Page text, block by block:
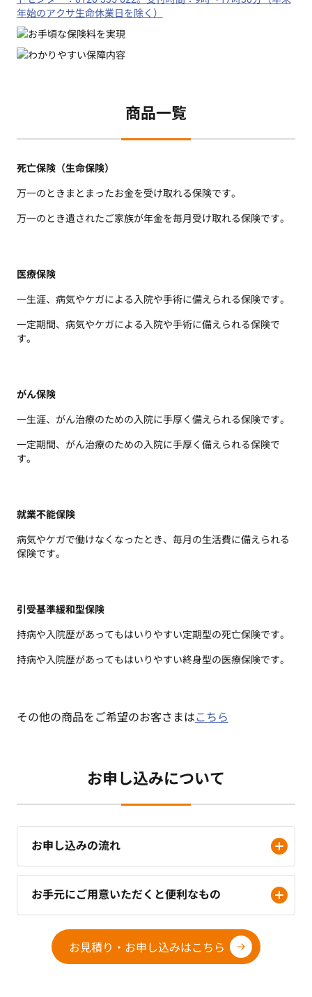
商品一覧
死亡保険（生命保険）
万一のとき まとまったお金を受け取れる保険です。
万一のとき遺されたご家族が年金を毎月受け取れる保険です。
医療保険
一生涯、病気やケガによる入院や手術に備えられる保険です。
一定期間、病気やケガによる入院や手術に備えられる保険で
す。
がん保険
一生涯、がん治療のための入院に手厚く備えられる保険です。
一定期間、がん治療のための入院に手厚く備えられる保険で
す。
就業不能保険
病気やケガで働けなく なったとき、毎月の生活費に備えられる
保険です。
引受基準緩和型保険
持病や入院歴があってもはいりやすい定期型の死亡保険です。
持病や入院歴があってもはいりやすい終身型の医療保険です。
その他の商品をご希望のお客さまはこちら
お申し込みについて
お申し込みの流れ
お手元にご用意いただくと便利なもの
お見積り・お申し込みはこちら